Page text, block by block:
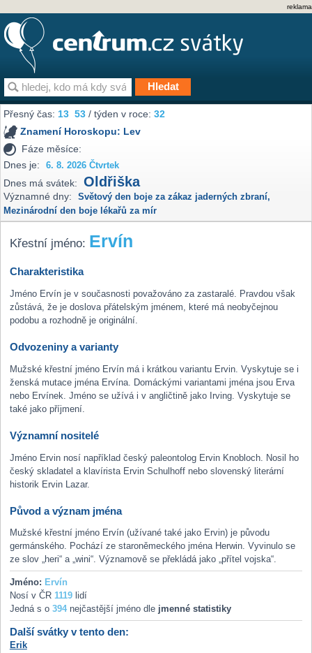
reklama
Přesný čas:13 53 / týden v roce:32
Znamení Horoskopu: Lev
Fáze měsíce:
Dnes je:
6. 8. 2026 Čtvrtek
Dnes má svátek: Oldřiška
Významné dny: Světový den boje za zákaz jaderných zbraní,
Mezinárodní den boje lékařů za mír
Křestní jméno: Ervín
Charakteristika
Jméno Ervín je v současnosti považováno za zastaralé. Pravdou však
zůstává, že je doslova přátelským jménem, které má neobyčejnou
podobu a rozhodně je originální.
Odvozeniny a varianty
Mužské křestní jméno Ervín má i krátkou variantu Ervin. Vyskytuje se i
ženská mutace jména Ervína. Domáckými variantami jména jsou Erva
nebo Ervínek. Jméno se užívá i v angličtině jako Irving. Vyskytuje se
také jako příjmení.
Významní nositelé
Jméno Ervin nosí například český paleontolog Ervin Knobloch. Nosil ho
český skladatel a klavírista Ervin Schulhoff nebo slovenský literární
historik Ervin Lazar.
Původ a význam jména
Mužské křestní jméno Ervín (užívané také jako Ervin) je původu
germánského. Pochází ze staroněmeckého jména Herwin. Vyvinulo se
ze slov „heri“ a „wini“. Významově se překládá jako „přítel vojska“.
Jméno: Ervín
Nosí v ČR 1119lidí
Jedná s o 394nejčastější jméno dle jmenné statistiky
Další svátky v tento den:
Erik